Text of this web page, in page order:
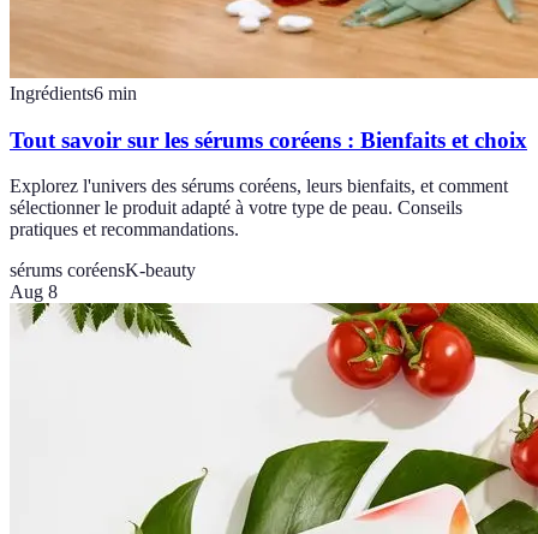
Ingrédients6 min
Tout savoir sur les sérums coréens : Bienfaits et choix
Explorez l'univers des sérums coréens, leurs bienfaits, et comment
sélectionner le produit adapté à votre type de peau. Conseils
pratiques et recommandations.
sérums coréensK-beauty
Aug 8